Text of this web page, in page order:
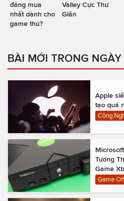
đáng mua
nhất dành cho
game thủ?
Valley Cực Thư
Giãn
BÀI MỚI TRONG NGÀY
Apple
tạo quá
Công
Tương
Game
Game